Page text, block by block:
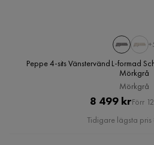
Peppe 4-sits Vänstervänd L-formad
Mörkgrå
Mörkgrå
Pris
8 499 kr
Pris
Förr
Tidigare lägsta